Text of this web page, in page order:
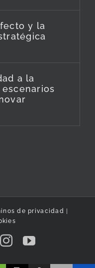
y la
a la
de privacidad |
Instagram